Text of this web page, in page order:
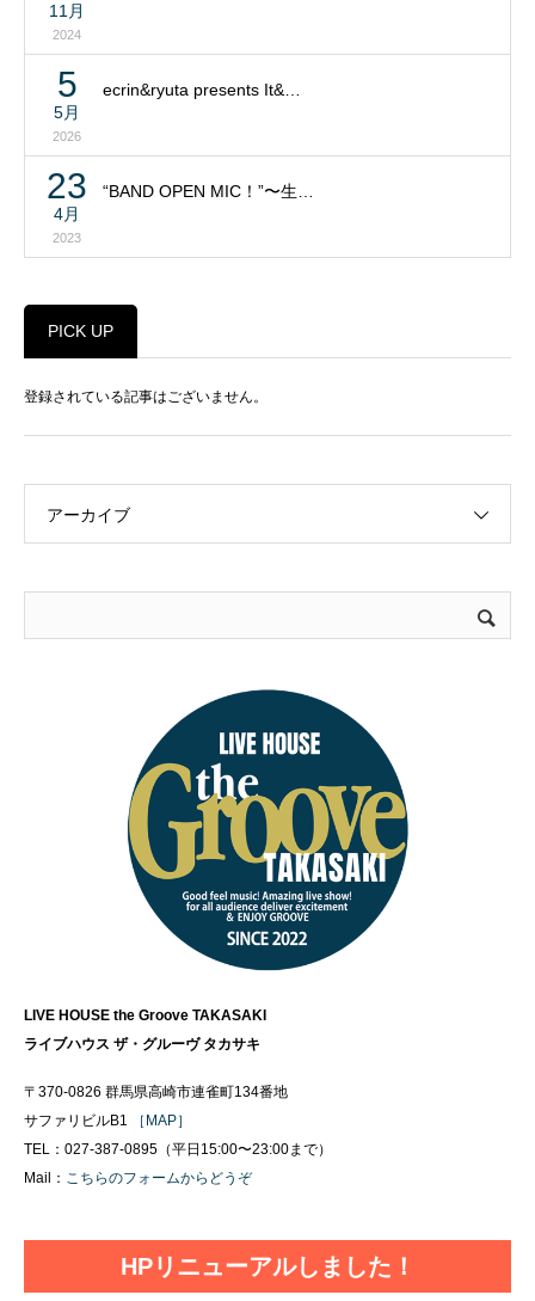
11月
2024
5
5月
2026
ecrin&ryuta presents It&…
23
4月
2023
“BAND OPEN MIC！”〜生…
PICK UP
登録されている記事はございません。
アーカイブ
LIVE HOUSE the Groove TAKASAKI
ライブハウス ザ・グルーヴ タカサキ
〒370-0826 群馬県高崎市連雀町134番地
サファリビルB1
［MAP］
TEL：027-387-0895（平日15:00〜23:00まで）
Mail： こちらのフォームからどうぞ
HPリニューアルしました！